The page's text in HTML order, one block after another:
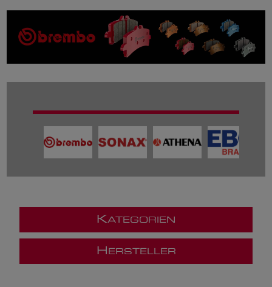
KATEGORIEN
H ERSTELLER